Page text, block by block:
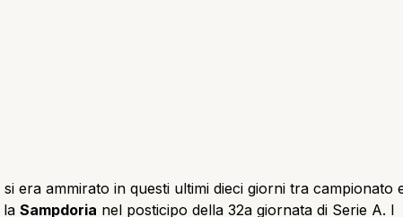
era ammirato in questi ultimi dieci giorni tra campionato
Sampdoria nel posticipo della 32a giornata di Serie A. I